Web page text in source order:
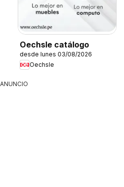
Oechsle catálogo
desde lunes 03/08/2026
Oechsle
ANUNCIO